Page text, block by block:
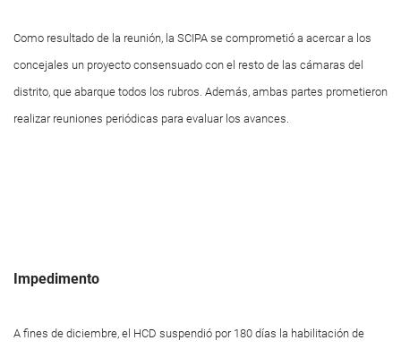
Como resultado de la reunión, la SCIPA se comprometió a acercar a los
concejales un proyecto consensuado con el resto de las cámaras del
distrito, que abarque todos los rubros. Además, ambas partes prometieron
realizar reuniones periódicas para evaluar los avances.
Impedimento
A fines de diciembre, el HCD suspendió por 180 días la habilitación de